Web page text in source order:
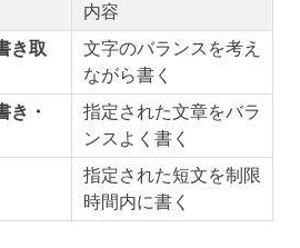
内容
き取
文字のバランスを考え
ながら書く
き・
指定された文章をバラ
ンスよく書く
指定された短文を制限
時間内に書く